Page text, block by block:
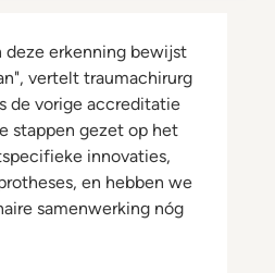
deze erkenning bewijst
vertelt traumachirurg
de vorige accreditatie
stappen gezet op het
innovaties,
en hebben we
samenwerking nóg